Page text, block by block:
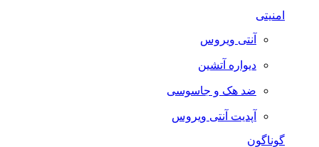
آنتی ویروس
دیواره آتشین
ضد هک و جاسوسی
آپدیت آنتی ویروس
گوناگون